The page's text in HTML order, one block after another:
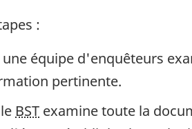
:
une équipe d'enquêteurs
pertinente.
BST examine toute la